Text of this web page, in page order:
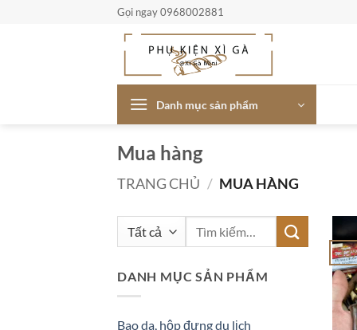
Gọi ngay 0968002881
Danh mục sản phẩm
Mua hàng
TRANG CHỦ / MUA HÀNG
DANH MỤC SẢN PHẨM
Bao da, hộp đựng du lịch
-